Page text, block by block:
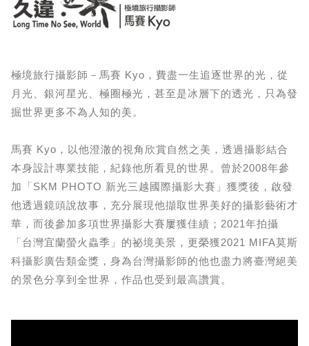
極境旅行攝影師－馬賽 Kyo，費盡一生追逐世界的光，從
月光、銀河星光、極圈極光，甚至是冰層下的透光，只為發
掘世界更多不為人知的美。
馬賽 Kyo，以他澄澈的視角欣賞自然之美，透過攝影結合
本身設計專業技能，紀錄他所看見的世界。曾於2008年參
加「SKM PHOTO 新光三越國際攝影大賽」獲獎後，啟發
他透過鏡頭說故事，充分展現他擷取世界美好的攝影藝術才
華，而後參加多項世界攝影大賽屢獲佳績；2021年拍攝
「台灣宜蘭螢火蟲季」的祕境美景，更榮獲2021 MIFA莫斯
科攝影廣告類金獎，身為台灣攝影師的他也盡力將臺灣絕美
的景色分享到全世界，作品也受到最高讚賞。